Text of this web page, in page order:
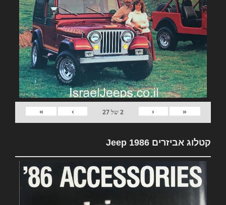
«
‹
2של27
›
»
קטלוג אביזרים Jeep 1986